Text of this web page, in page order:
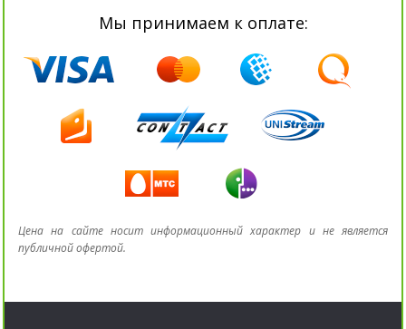
Мы принимаем к оплате:
Цена на сайте носит информационный характер и не является
публичной офертой.